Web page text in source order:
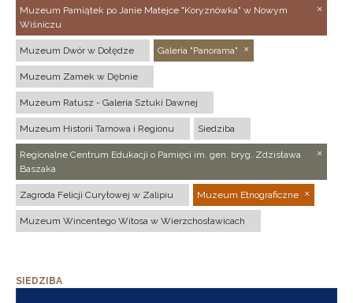
Muzeum Pamiątek po Janie Matejce "Koryznówka" w Nowym
Wiśniczu
Muzeum Dwór w Dołędze Galeria "Panorama"
Muzeum Zamek w Dębnie
Muzeum Ratusz - Galeria Sztuki Dawnej
Muzeum Historii Tarnowa i Regionu Siedziba
Regionalne Centrum Edukacji o Pamięci im. gen. bryg. Zdzisława
Baszaka
Zagroda Felicji Curyłowej w Zalipiu Muzeum Etnograficzne
Muzeum Wincentego Witosa w Wierzchosławicach
SIEDZIBA